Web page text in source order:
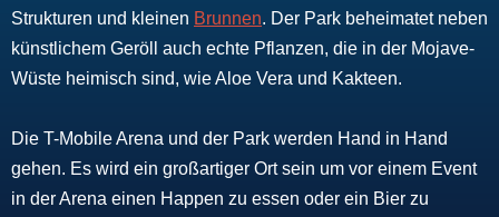
Strukturen und kleinen Brunnen. Der Park beheimatet neben
künstlichem Geröll auch echte Pflanzen, die in der Mojave-
Wüste heimisch sind, wie Aloe Vera und Kakteen.
Die T-Mobile Arena und der Park werden Hand in Hand
gehen. Es wird ein großartiger Ort sein um vor einem Event
in der Arena einen Happen zu essen oder ein Bier zu